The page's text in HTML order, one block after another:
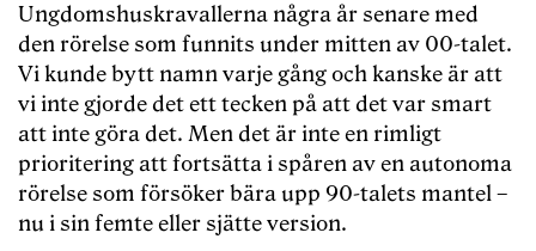
Ungdomshuskravallerna några år senare med
den rörelse som funnits under mitten av 00-talet.
Vi kunde bytt namn varje gång och kanske är att
vi inte gjorde det ett tecken på att det var smart
att inte göra det. Men det är inte en rimligt
prioritering att fortsätta i spåren av en autonoma
rörelse som försöker bära upp 90-talets mantel –
nu i sin femte eller sjätte version.